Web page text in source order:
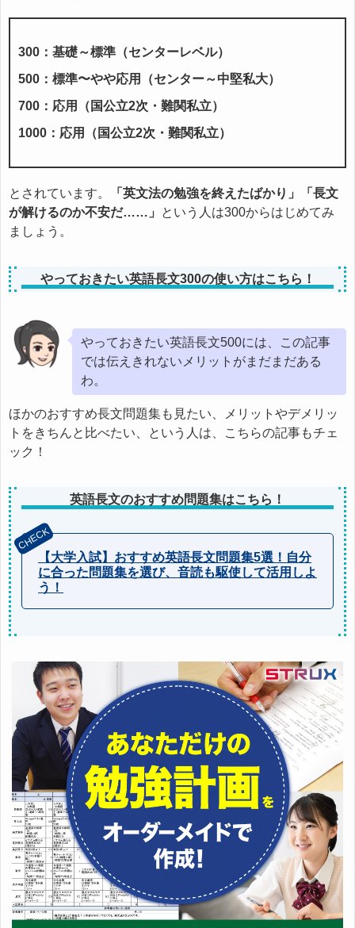
300：基礎～標準（センターレベル）
500：標準〜やや応用（センター～中堅私大）
700：応用（国公立2次・難関私立）
1000：応用（国公立2次・難関私立）
とされています。
「英文法の勉強を終えたばかり」「長文
が解けるのか不安だ……」
という人は300からはじめてみ
ましょう。
やっておきたい英語長文300の使い方はこちら！
やっておきたい英語長文500には、この記事
では伝えきれないメリットがまだまだある
わ。
ほかのおすすめ長文問題集も見たい、メリットやデメリッ
トをきちんと比べたい、という人は、こちらの記事もチェ
ック！
英語長文のおすすめ問題集はこちら！
【大学入試】おすすめ英語長文問題集5選！自分
に合った問題集を選び、音読も駆使して活用しよ
う！